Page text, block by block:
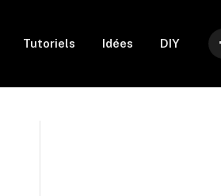
Tutoriels Idées DIY